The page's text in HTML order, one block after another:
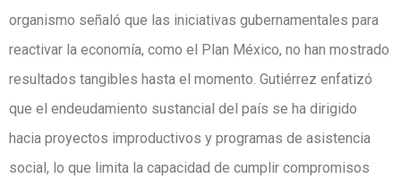
organismo señaló que las iniciativas gubernamentales para
reactivar la economía, como el Plan México, no han mostrado
resultados tangibles hasta el momento. Gutiérrez enfatizó
que el endeudamiento sustancial del país se ha dirigido
hacia proyectos improductivos y programas de asistencia
social, lo que limita la capacidad de cumplir compromisos